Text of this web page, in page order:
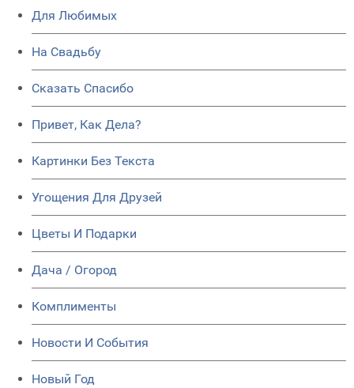
Для Любимых
На Свадьбу
Сказать Спасибо
Привет, Как Дела?
Картинки Без Текста
Угощения Для Друзей
Цветы И Подарки
Дача / Огород
Комплименты
Новости И События
Новый Год